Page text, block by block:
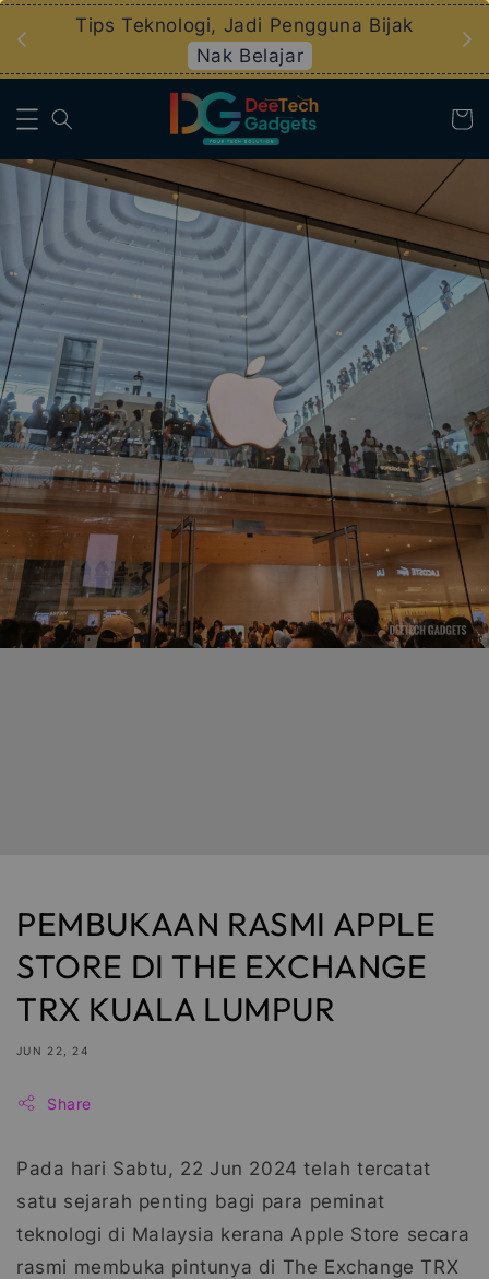
Tips Teknologi, Jadi Pengguna Bijak
Nak Belajar
PEMBUKAAN RASMI APPLE
STORE DI THE EXCHANGE
TRX KUALA LUMPUR
JUN 22, 24
Share
Pada hari Sabtu, 22 Jun 2024 telah tercatat
satu sejarah penting bagi para peminat
teknologi di Malaysia kerana Apple Store secara
rasmi membuka pintunya di The Exchange TRX